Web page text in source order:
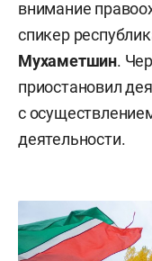
внимание
спикер
Мухаметшин.
приостановил
с
деятельности.